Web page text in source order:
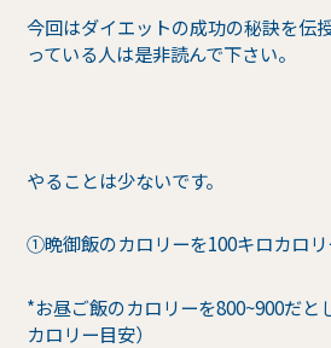
今回はダイエットの成功の秘訣を伝
っている人は是非読んで下さい。
やることは少ないです。
➀晩御飯のカロリーを100キロカロリ
*お昼ご飯のカロリーを800~900だと
カロリー目安）